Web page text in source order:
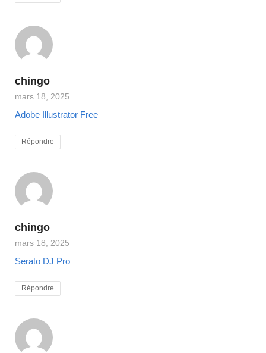
chingo
mars 18, 2025
Adobe Illustrator Free
Répondre
chingo
mars 18, 2025
Serato DJ Pro
Répondre